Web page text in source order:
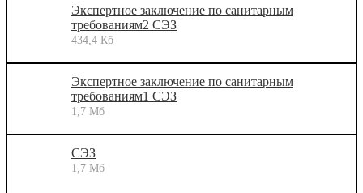
Экспертное заключение по санитарным
требованиям2 СЭЗ
434,4 Кб
Экспертное заключение по санитарным
требованиям1 СЭЗ
1,7 Мб
СЭЗ
1,7 Мб